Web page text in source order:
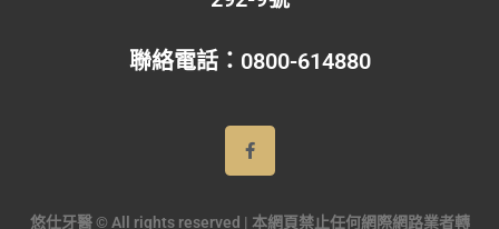
聯絡電話： 0800-614880
悠仕牙醫 © All rights reserved | 本網頁禁止任何網際網路業者轉